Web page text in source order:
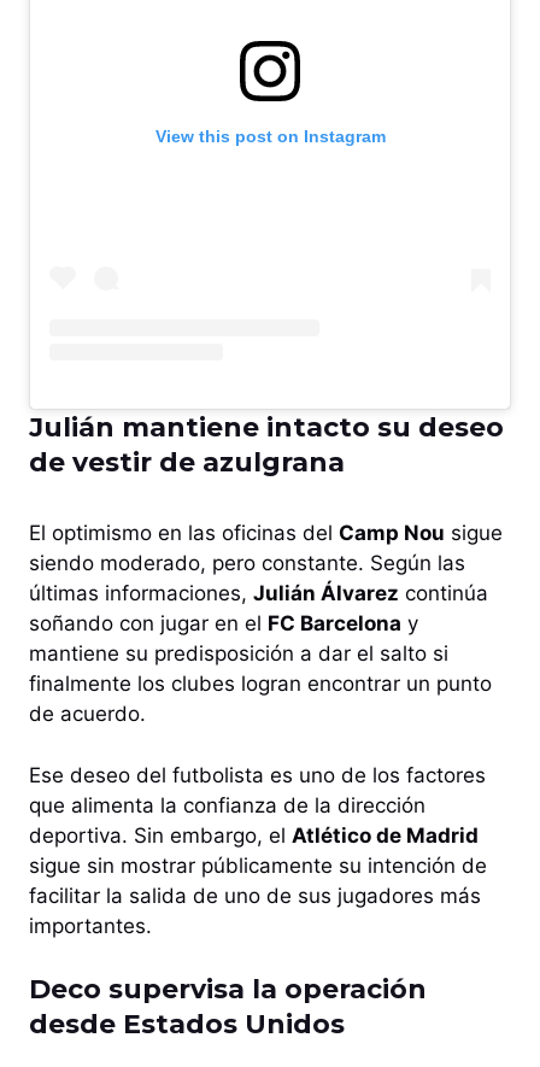
View this post on Instagram
Julián mantiene intacto su deseo
de vestir de azulgrana
El optimismo en las oficinas del Camp Nou sigue
siendo moderado, pero constante. Según las
últimas informaciones, Julián Álvarez continúa
soñando con jugar en el FC Barcelona y
mantiene su predisposición a dar el salto si
finalmente los clubes logran encontrar un punto
de acuerdo.
Ese deseo del futbolista es uno de los factores
que alimenta la confianza de la dirección
deportiva. Sin embargo, el Atlético de Madrid
sigue sin mostrar públicamente su intención de
facilitar la salida de uno de sus jugadores más
importantes.
Deco supervisa la operación
desde Estados Unidos